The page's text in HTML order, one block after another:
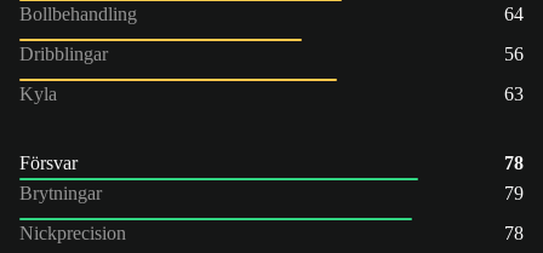
Bollbehandling
64
Dribblingar
56
Kyla
63
Försvar
78
Brytningar
79
Nickprecision
78